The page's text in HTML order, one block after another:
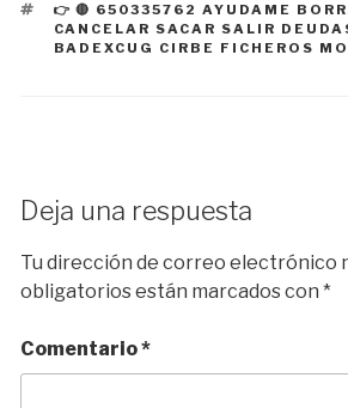
ETIQUETAS
👉 🔴 650335762 AYUDAME
CANCELAR SACAR SALIR
BADEXCUG CIRBE FICHEROS
Deja una respuesta
Tu dirección de correo electrónico
obligatorios están marcados con *
Comentario*